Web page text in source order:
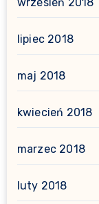
lipiec 2018
maj 2018
kwiecień 2018
marzec 2018
luty 2018